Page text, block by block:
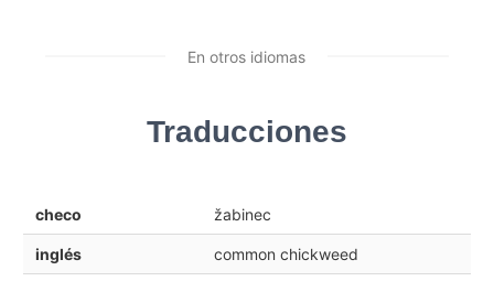
En otros idiomas
Traducciones
checo žabinec
inglés common chickweed